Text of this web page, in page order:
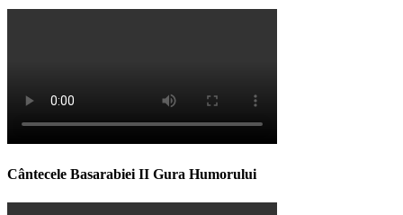
Cântecele Basarabiei II Gura Humorului